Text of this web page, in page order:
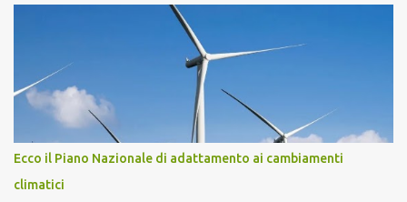
dall’Enel di Brindisi, Priolo Gallo (Sr) e Termini Imerese (Pa).
Pontoriero era già stato riconosciuto colpevole dell'omicidio e
condannato a 22 anni di carcere sia in primo grado che in appello.
Nel 2018, pochi giorni dopo l'omicidio di Sacko, presentai
un'interrogazione parlamentare all'allora ministro dell'interno
Salvini per accertare se nella vicenda vi era il coinvolgimento della
‘ndrangheta, che in quella provincia ha risapute radici e
giustizia è stata fatta! Lo Stato ha il dovere di difendere i più de...
Ecco il Piano Nazionale di adattamento ai cambiamenti
climatici